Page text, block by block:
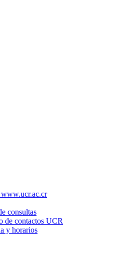
consultas
de contactos UCR
y horarios